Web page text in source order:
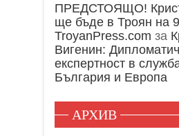
ПРЕДСТОЯЩО!
ще бъде в Троян на
TroyanPress.com за
Вигенин:
експертност в
България и Европа
АРХИВ